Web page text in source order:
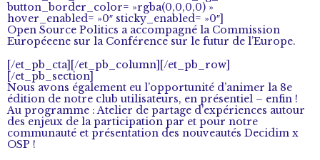
button_border_color= »rgba(0,0,0,0) »
hover_enabled= »0″ sticky_enabled= »0″]
Open Source Politics a accompagné la Commission
Européeene sur la Conférence sur le futur de l’Europe.
[/et_pb_cta][/et_pb_column][/et_pb_row]
[/et_pb_section]
Nous avons également eu l’opportunité d’animer la 8e
édition de notre club utilisateurs, en présentiel – enfin !
Au programme : Atelier de partage d’expériences autour
des enjeux de la participation par et pour notre
communauté et présentation des nouveautés Decidim x
OSP !